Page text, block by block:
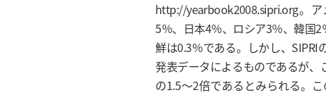
http://yearbook2008.sipri.org。
5％、日本4％、ロシア3％、韓国
鮮は0.3％である。しかし、
発表データによるものであるが
の1.5～2倍であるとみられる。